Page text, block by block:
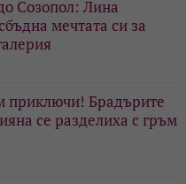
Созопол: Лина
мечтата си за
приключи! Брадърите
се разделиха с гръм